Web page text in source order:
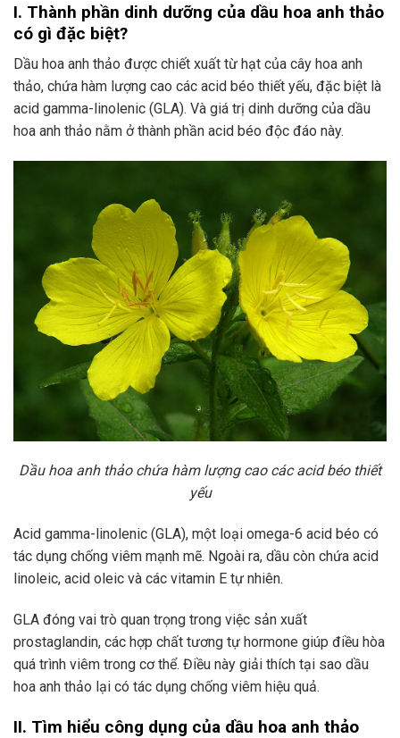
I. Thành phần dinh dưỡng của dầu hoa anh thảo
có gì đặc biệt?
Dầu hoa anh thảo được chiết xuất từ hạt của cây hoa anh
thảo, chứa hàm lượng cao các acid béo thiết yếu, đặc biệt là
acid gamma-linolenic (GLA). Và giá trị dinh dưỡng của dầu
hoa anh thảo nằm ở thành phần acid béo độc đáo này.
Dầu hoa anh thảo chứa hàm lượng cao các acid béo thiết
yếu
Acid gamma-linolenic (GLA), một loại omega-6 acid béo có
tác dụng chống viêm mạnh mẽ. Ngoài ra, dầu còn chứa acid
linoleic, acid oleic và các vitamin E tự nhiên.
GLA đóng vai trò quan trọng trong việc sản xuất
prostaglandin, các hợp chất tương tự hormone giúp điều hòa
quá trình viêm trong cơ thể. Điều này giải thích tại sao dầu
hoa anh thảo lại có tác dụng chống viêm hiệu quả.
II. Tìm hiểu công dụng của dầu hoa anh thảo